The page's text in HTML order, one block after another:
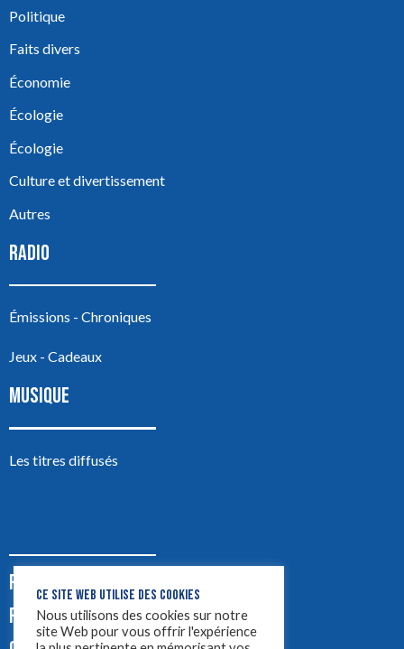
Politique
Faits divers
Économie
Écologie
Écologie
Culture et divertissement
Autres
RADIO
Émissions - Chroniques
Jeux - Cadeaux
MUSIQUE
Les titres diffusés
PODCASTS
PUB
CE SITE WEB UTILISE DES COOKIES
Nous utilisons des cookies sur notre
site Web pour vous offrir l'expérience